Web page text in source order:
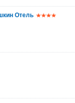
Отель